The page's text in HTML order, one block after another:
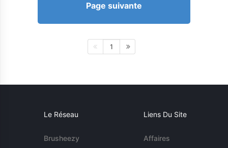
Page suivante
1
Le Réseau
Brusheezy
Liens Du Site
Affaires